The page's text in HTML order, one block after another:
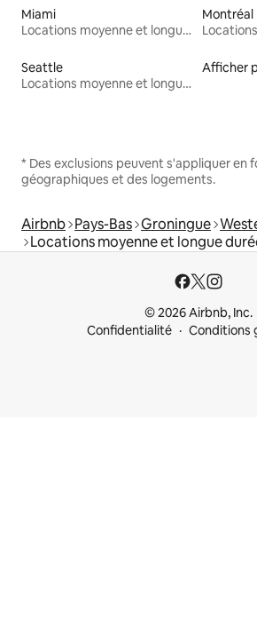
Miami
Locations moyenne et longue durée
Montréal
Seattle
Locations moyenne et longue durée
Afficher
* Des exclusions peuvent s'appliquer en
géographiques et des logements.
Airbnb Pays-Bas Groningue
Locations moyenne et longue
© 2026 Airbnb, Inc.
Confidentialité
Conditions